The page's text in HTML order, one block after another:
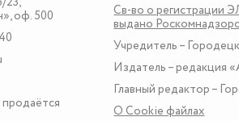
оф. 500
продаётся
Св-во о регистрации
выдано
Учредитель –
Издатель – редакция
Главный редактор –
О Сookie файлах